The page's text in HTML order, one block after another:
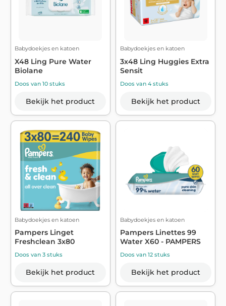
Babydoekjes en katoen
X48 Ling Pure Water
Biolane
Doos van 10 stuks
Bekijk het product
Babydoekjes en katoen
3x48 Ling Huggies Extra
Sensit
Doos van 4 stuks
Bekijk het product
Babydoekjes en katoen
Pampers Linget
Freshclean 3x80
Doos van 3 stuks
Bekijk het product
Babydoekjes en katoen
Pampers Linettes 99
Water X60 - PAMPERS
Doos van 12 stuks
Bekijk het product